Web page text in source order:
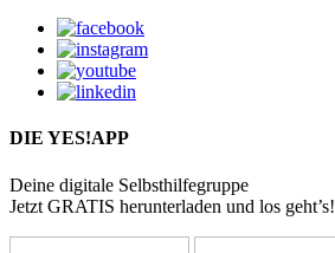
DIE YES!APP
Deine digitale Selbsthilfegruppe
Jetzt GRATIS herunterladen und los geht’s!